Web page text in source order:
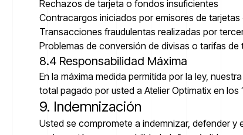
Rechazos de tarjeta o fondos insuficientes
Contracargos iniciados por emisores de
Transacciones fraudulentas realizadas por
Problemas de conversión de divisas o tarifas
8.4 Responsabilidad Máxima
En la máxima medida permitida por la ley,
total pagado por usted a Atelier Optimatix en
9. Indemnización
Usted se compromete a indemnizar, defender y